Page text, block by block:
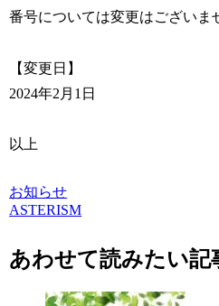
番号については変更はございま
【変更日】
2024年2月1日
以上
お知らせ
ASTERISM
あわせて読みたい記